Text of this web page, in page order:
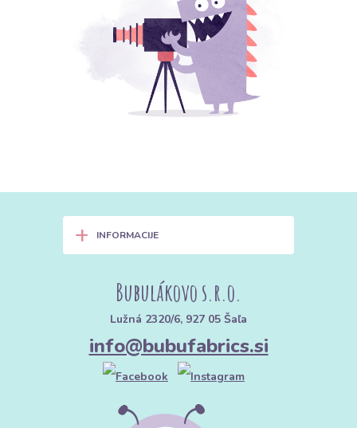
+ INFORMACIJE
Bubulákovo s.r.o.
Lužná 2320/6, 927 05 Šaľa
info@bubufabrics.si